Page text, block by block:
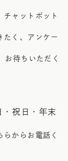
チャットボット
たく、アンケー
お待ちいただく
祝日・年末
からお電話く